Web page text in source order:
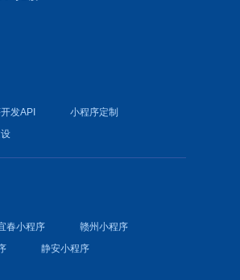
发API
小程序定制
春小程序
赣州小程序
静安小程序